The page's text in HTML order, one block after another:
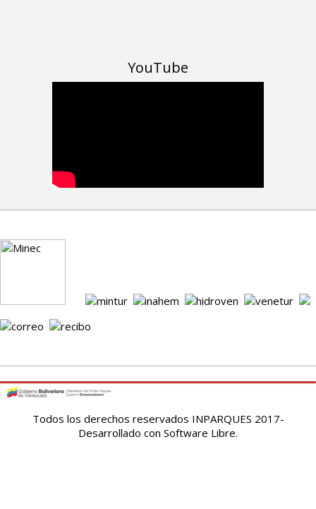
YouTube
Todos los derechos reservados INPARQUES 2017-
Desarrollado con Software Libre.